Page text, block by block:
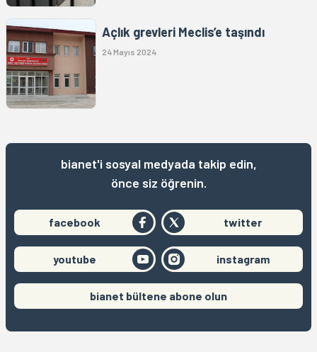
Açlık grevleri Meclis’e taşındı
24 Mayıs 2024
bianet'i sosyal medyada takip edin,
önce siz öğrenin.
facebook twitter
youtube instagram
bianet bültene abone olun